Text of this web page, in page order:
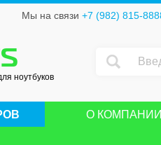
Мы на связи +7 (982) 815-
ноутбуков
О КОМПАНИИ